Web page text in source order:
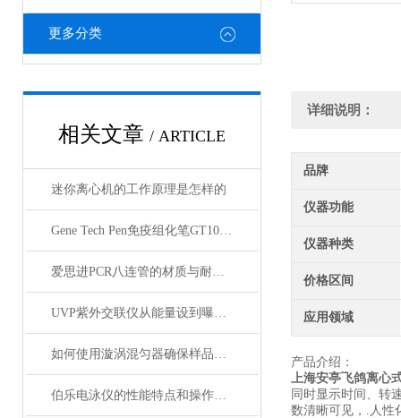
更多分类
相关文章 / ARTICLE
迷你离心机的工作原理是怎样的
Gene Tech Pen免疫组化笔GT1001小号
爱思进PCR八连管的材质与耐高温性能分析
UVP紫外交联仪从能量设到曝光时间控制详解
如何使用漩涡混匀器确保样品均匀混合？
伯乐电泳仪的性能特点和操作注意事项说明
详细说明：
品牌
仪器功能
仪器种类
价格区间
应用领域
产品介绍：
上海安亭飞鸽离心
同时显示时间、转
数清晰可见， . 人性